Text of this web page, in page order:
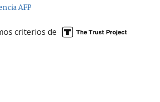
AFP
criterios de